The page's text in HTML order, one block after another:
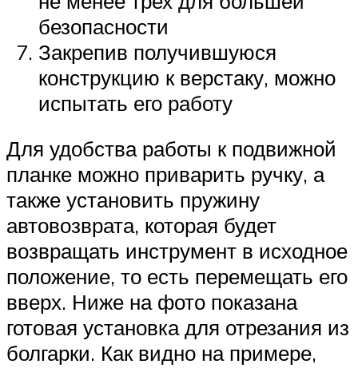
безопасности
Закрепив получившуюся
конструкцию к верстаку, можно
испытать его работу
Для удобства работы к подвижной
планке можно приварить ручку, а
также установить пружину
автовозврата, которая будет
возвращать инструмент в исходное
положение, то есть перемещать его
вверх. Ниже на фото показана
готовая установка для отрезания из
болгарки. Как видно на примере,